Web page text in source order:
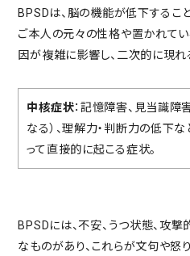
BPSDは、脳の機能が低下するこ
ご本人の元々の性格や置かれて
因が複雑に影響し、二次的に現れ
中核症状：記憶障害、見当識障
なる）、理解力・判断力の低下
って直接的に起こる症状。
BPSDには、不安、うつ状態、攻
なものがあり、これらが文句や怒